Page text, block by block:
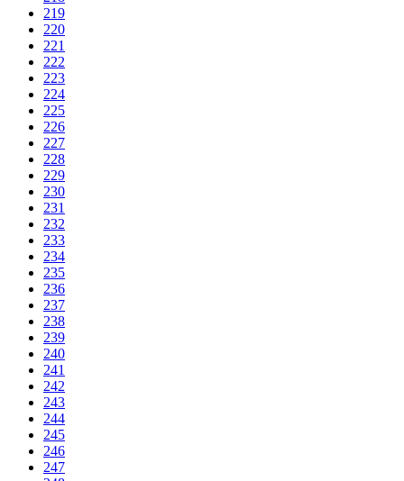
219
220
221
222
223
224
225
226
227
228
229
230
231
232
233
234
235
236
237
238
239
240
241
242
243
244
245
246
247